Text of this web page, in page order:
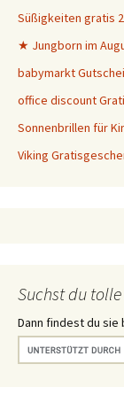
Süßigkeiten gratis
★ Jungborn im
babymarkt
office discount
Sonnenbrillen für
Viking
Suchst du
Dann findest du sie